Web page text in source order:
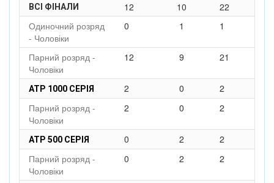
ВСІ ФІНАЛИ 12 10
22
Одиночний розряд
- Чоловіки
0 1 1
Парний розряд -
Чоловіки
12 9 21
ATP 1000 СЕРІЯ 2 0
2
Парний розряд -
Чоловіки
2 0 2
ATP 500 СЕРІЯ 0 2
2
Парний розряд -
Чоловіки
0 2 2